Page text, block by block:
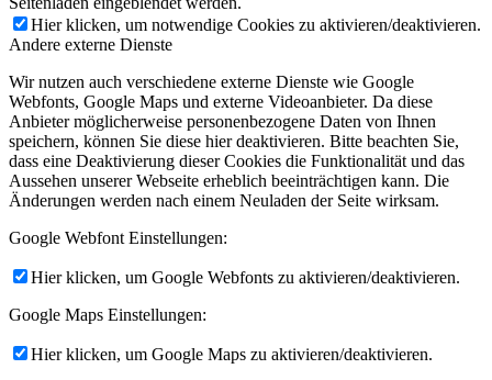
Hier klicken, um notwendige Cookies zu aktivieren/deaktivieren.
Andere externe Dienste
Wir nutzen auch verschiedene externe Dienste wie Google
Webfonts, Google Maps und externe Videoanbieter. Da diese
Anbieter möglicherweise personenbezogene Daten von Ihnen
speichern, können Sie diese hier deaktivieren. Bitte beachten Sie,
dass eine Deaktivierung dieser Cookies die Funktionalität und das
Aussehen unserer Webseite erheblich beeinträchtigen kann. Die
Änderungen werden nach einem Neuladen der Seite wirksam.
Google Webfont Einstellungen:
Hier klicken, um Google Webfonts zu aktivieren/deaktivieren.
Google Maps Einstellungen:
Hier klicken, um Google Maps zu aktivieren/deaktivieren.